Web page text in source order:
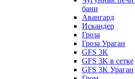
бани
Авангард
Искандер
Гроза
Гроза Ураган
GFS 3K
GFS 3K в сетке
GFS 3K Ураган